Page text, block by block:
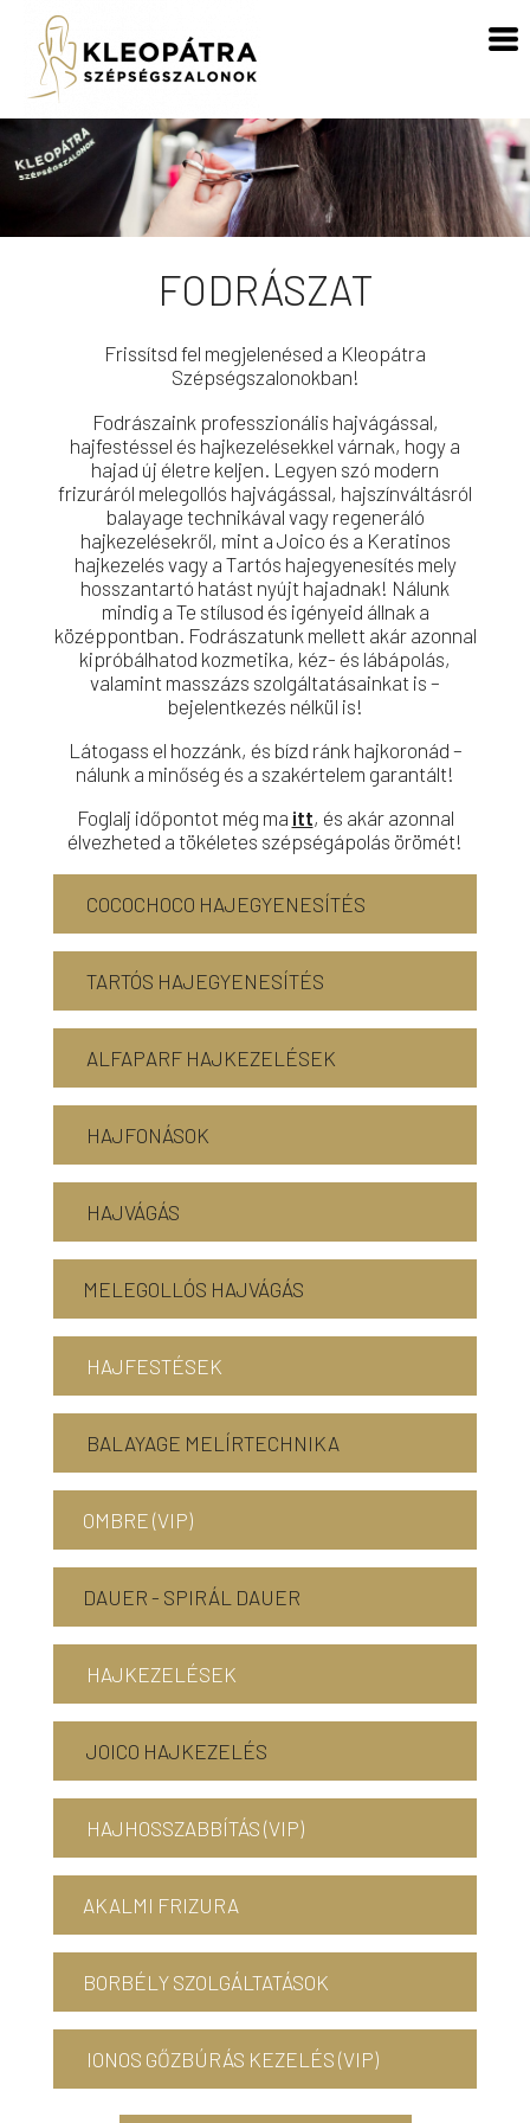
FODRÁSZAT
Frissítsd fel megjelenésed a Kleopátra
Szépségszalonokban!
Fodrászaink professzionális hajvágással,
hajfestéssel és hajkezelésekkel várnak, hogy a
hajad új életre keljen. Legyen szó modern
frizuráról melegollós hajvágással, hajszínváltásról
balayage technikával vagy regeneráló
hajkezelésekről, mint a Joico és a Keratinos
hajkezelés vagy a Tartós hajegyenesítés mely
hosszantartó hatást nyújt hajadnak! Nálunk
mindig a Te stílusod és igényeid állnak a
középpontban. Fodrászatunk mellett akár azonnal
kipróbálhatod kozmetika, kéz- és lábápolás,
valamint masszázs szolgáltatásainkat is –
bejelentkezés nélkül is!
Látogass el hozzánk, és bízd ránk hajkoronád –
nálunk a minőség és a szakértelem garantált!
Foglalj időpontot még ma itt, és akár azonnal
élvezheted a tökéletes szépségápolás örömét!
COCOCHOCO HAJEGYENESÍTÉS
TARTÓS HAJEGYENESÍTÉS
ALFAPARF HAJKEZELÉSEK
HAJFONÁSOK
HAJVÁGÁS
MELEGOLLÓS HAJVÁGÁS
HAJFESTÉSEK
BALAYAGE MELÍRTECHNIKA
OMBRE (VIP)
DAUER - SPIRÁL DAUER
HAJKEZELÉSEK
JOICO HAJKEZELÉS
HAJHOSSZABBÍTÁS (VIP)
AKALMI FRIZURA
BORBÉLY SZOLGÁLTATÁSOK
IONOS GŐZBÚRÁS KEZELÉS (VIP)